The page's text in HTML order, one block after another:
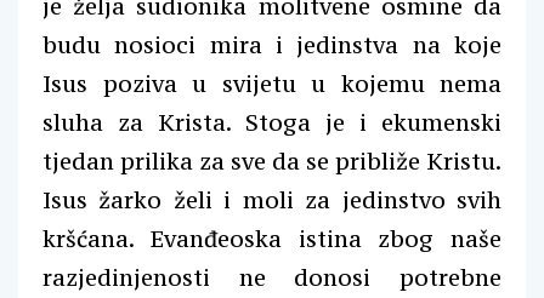
budu nosioci mira i jedinstva na koje
Isus poziva u svijetu u kojemu nema
sluha za Krista. Stoga je i ekumenski
tjedan prilika za sve da se približe Kristu.
Isus žarko želi i moli za jedinstvo svih
kršćana. Evanđeoska istina zbog naše
razjedinjenosti ne donosi potrebne